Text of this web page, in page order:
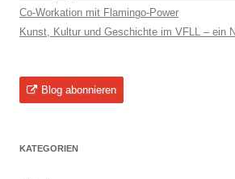
Co-Workation mit Flamingo-Power
Kunst, Kultur und Geschichte im VFLL – ein
Blog abonnieren
KATEGORIEN